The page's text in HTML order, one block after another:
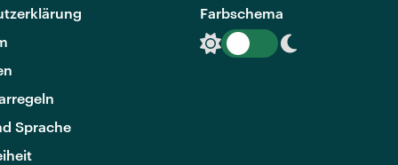
Sprache
Farbschema